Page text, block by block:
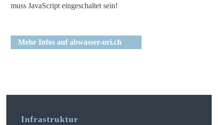
muss JavaScript eingeschaltet sein!
Mehr Infos auf abwasser-uri.ch
Infrastruktur